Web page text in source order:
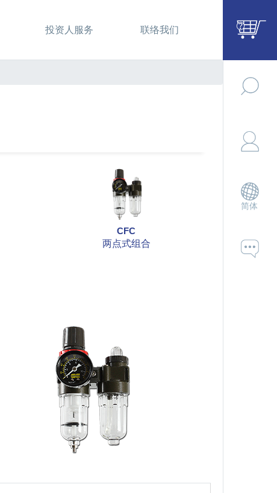
投资人服务 联络我们
CFC
两点式组合
简体